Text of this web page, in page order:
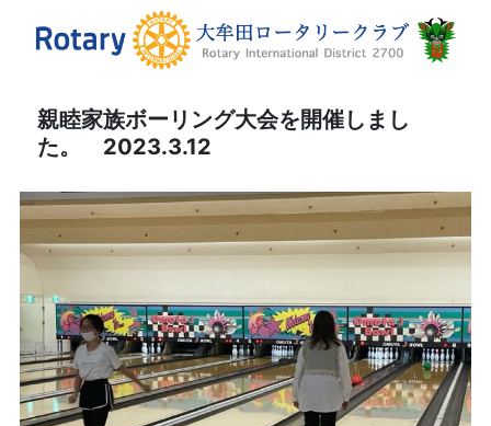
親睦家族ボーリング大会を開催しまし
た。 2023.3.12